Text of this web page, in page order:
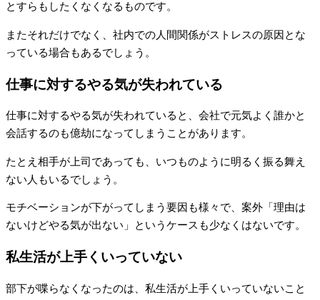
とすらもしたくなくなるものです。
またそれだけでなく、社内での人間関係がストレスの原因とな
っている場合もあるでしょう。
仕事に対するやる気が失われている
仕事に対するやる気が失われていると、会社で元気よく誰かと
会話するのも億劫になってしまうことがあります。
たとえ相手が上司であっても、いつものように明るく振る舞え
ない人もいるでしょう。
モチベーションが下がってしまう要因も様々で、案外「理由は
ないけどやる気が出ない」というケースも少なくはないです。
私生活が上手くいっていない
部下が喋らなくなったのは、私生活が上手くいっていないこと